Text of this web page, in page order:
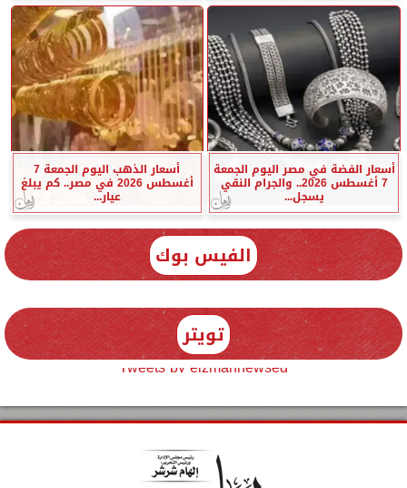
أسعار الفضة في مصر اليوم الجمعة
7 أغسطس 2026.. والجرام النقي
يسجل...
أسعار الذهب اليوم الجمعة 7
أغسطس 2026 في مصر.. كم يبلغ
عيار...
الفيس بوك
تويتر
Tweets by elzmannewseg